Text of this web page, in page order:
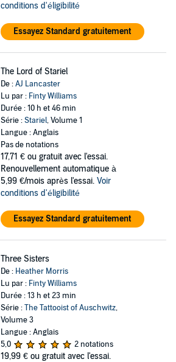
conditions d'éligibilité
Essayez Standard gratuitement
The Lord of Stariel
De :AJ Lancaster
Lu par : Finty Williams
Durée : 10 h et 46 min
Série :Stariel, Volume 1
Langue : Anglais
Pas de notations
17,71 € ou gratuit avec l'essai.
Renouvellement automatique à
5,99 €/mois après l'essai. Voir
conditions d'éligibilité
Essayez Standard gratuitement
Three Sisters
De : Heather Morris
Lu par : Finty Williams
Durée : 13 h et 23 min
Série :The Tattooist of Auschwitz,
Volume 3
Langue : Anglais
5,0
2 notations
19,99 € ou gratuit avec l'essai.